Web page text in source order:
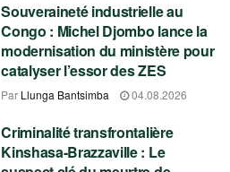
Souveraineté industrielle au
Congo : Michel Djombo lance la
modernisation du ministère pour
catalyser l’essor des ZES
Par Llunga Bantsimba 04.08.2026
Criminalité transfrontalière
Kinshasa-Brazzaville : Le